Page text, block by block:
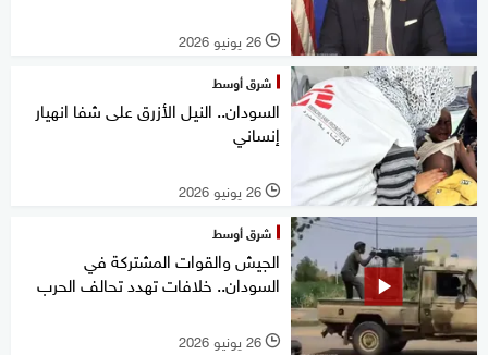
l 26 يونيو 2026
شرق أوسط
السودان.. النيل الأزرق على شفا انهيار
إنساني
l 26 يونيو 2026
شرق أوسط
الجيش والقوات المشتركة في
السودان.. خلافات تهدد تحالف الحرب
l 26 يونيو 2026